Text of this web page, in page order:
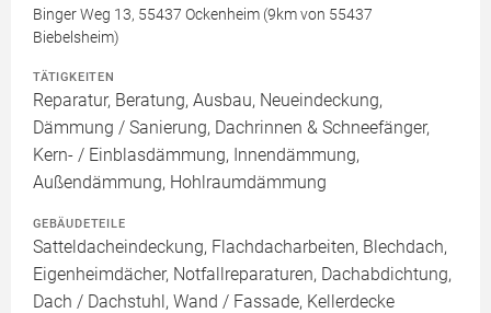
Binger Weg 13, 55437 Ockenheim (9km von 55437
Biebelsheim)
TÄTIGKEITEN
Reparatur, Beratung, Ausbau, Neueindeckung,
Dämmung / Sanierung, Dachrinnen & Schneefänger,
Kern- / Einblasdämmung, Innendämmung,
Außendämmung, Hohlraumdämmung
GEBÄUDETEILE
Satteldacheindeckung, Flachdacharbeiten, Blechdach,
Eigenheimdächer, Notfallreparaturen, Dachabdichtung,
Dach / Dachstuhl, Wand / Fassade, Kellerdecke